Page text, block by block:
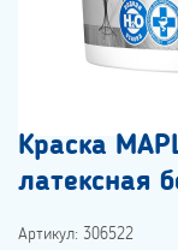
Краска
латексная
Артикул: 306522